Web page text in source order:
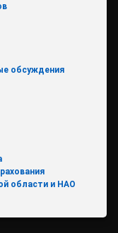
обсуждения
области и НАО